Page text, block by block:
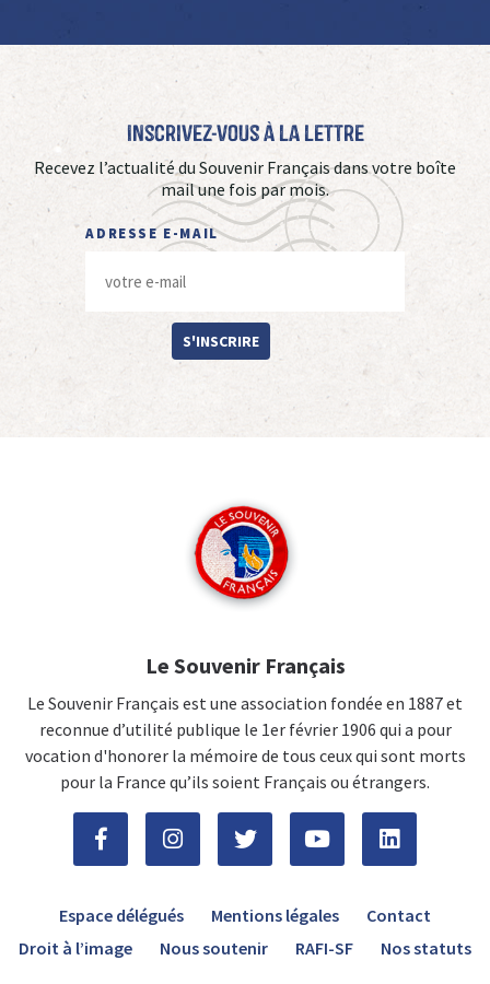
Inscrivez-vous à La Lettre
Recevez l’actualité du Souvenir Français dans votre boîte
mail une fois par mois.
ADRESSE E-MAIL
S'INSCRIRE
Le Souvenir Français
Le Souvenir Français est une association fondée en 1887 et
reconnue d’utilité publique le 1er février 1906 qui a pour
vocation d'honorer la mémoire de tous ceux qui sont morts
pour la France qu’ils soient Français ou étrangers.
Espace délégués Mentions légales
Contact
Droit à l’image
Nous soutenir RAFI-SF Nos statuts